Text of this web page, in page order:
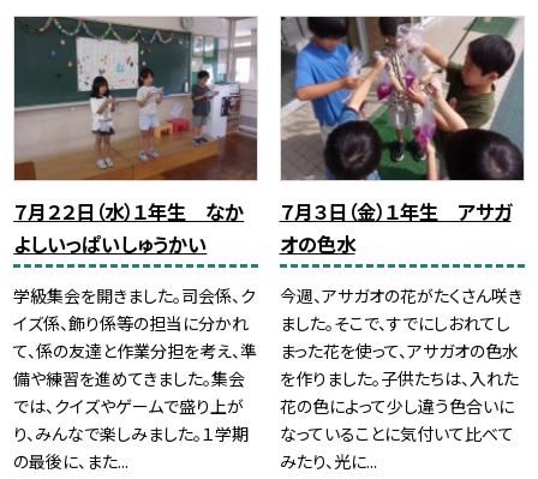
７月２２日（水）１年生 なか
よしいっぱいしゅうかい
学級集会を開きました。司会係、ク
イズ係、飾り係等の担当に分かれ
て、係の友達と作業分担を考え、準
備や練習を進めてきました。集会
では、クイズやゲームで盛り上が
り、みんなで楽しみました。１学期
の最後に、また...
７月３日（金）１年生 アサガ
オの色水
今週、アサガオの花がたくさん咲き
ました。そこで、すでにしおれてし
まった花を使って、アサガオの色水
を作りました。子供たちは、入れた
花の色によって少し違う色合いに
なっていることに気付いて比べて
みたり、光に...